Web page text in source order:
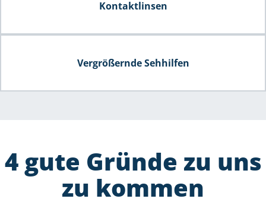
Kontaktlinsen
Vergrößernde Sehhilfen
4 gute Gründe zu uns
zu kommen